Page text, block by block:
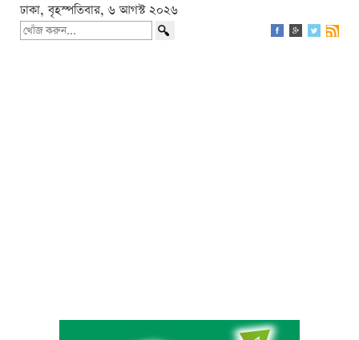
ঢাকা, বৃহস্পতিবার, ৬ আগস্ট ২০২৬